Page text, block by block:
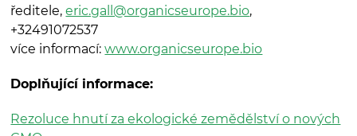
ředitele,eric.gall@organicseurope.bio,
+32491072537
více informací:www.organicseurope.bio
Doplňující informace:
Rezoluce hnutí za ekologické zemědělství o nových